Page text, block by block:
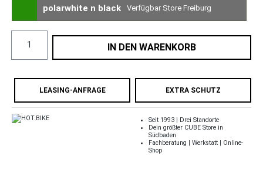
polarwhite n black Verfügbar Store Freiburg
IN DEN WARENKORB
LEASING-ANFRAGE EXTRA SCHUTZ
Seit 1993 | Drei Standorte
Dein größter CUBE Store in
Südbaden
Fachberatung | Werkstatt | Online-
Shop